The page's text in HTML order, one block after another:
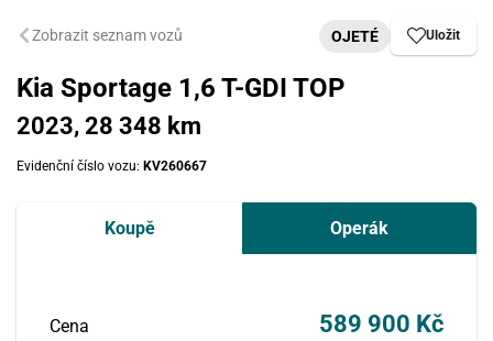
Zobrazit seznam vozů OJETÉ Uložit
Kia Sportage 1,6 T-GDI TOP
2023, 28 348 km
Evidenční číslo vozu: KV260667
Koupě Operák
Cena 589 900 Kč